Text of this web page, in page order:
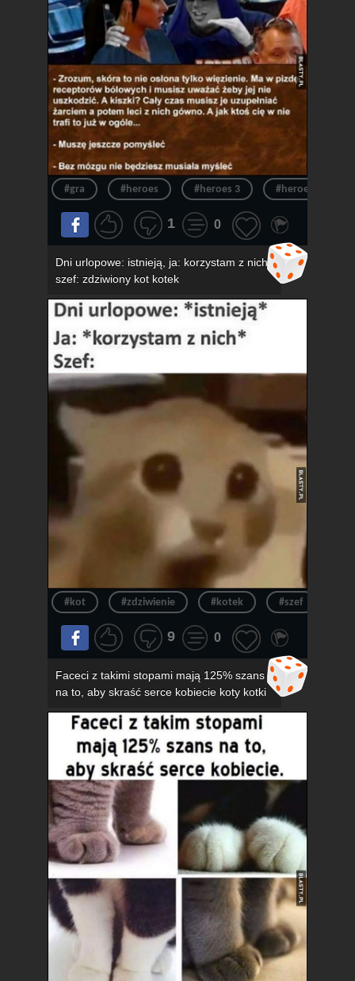
#gra #heroes #heroes 3 #heroes of
1 0
Dni urlopowe: istnieją, ja: korzystam z nich,
szef: zdziwiony kot kotek
#kot #zdziwienie #kotek #szef
9 0
Faceci z takimi stopami mają 125% szans
na to, aby skraść serce kobiecie koty kotki